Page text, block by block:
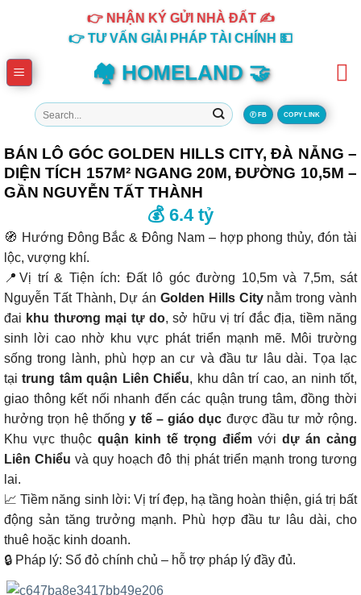
👉 NHẬN KÝ GỬI NHÀ ĐẤT ✍️
👉 TƯ VẤN GIẢI PHÁP TÀI CHÍNH 💵
🏘️ HOMELAND 🤝
Tìm
kiếm:
Ⓕ FB COPY LINK
BÁN LÔ GÓC GOLDEN HILLS CITY, ĐÀ NẴNG –
DIỆN TÍCH 157M² NGANG 20M, ĐƯỜNG 10,5M –
GẦN NGUYỄN TẤT THÀNH
💰 6.4 tỷ
🧭 Hướng Đông Bắc & Đông Nam – hợp phong thủy, đón tài
lộc, vượng khí.
📍Vị trí & Tiện ích: Đất lô góc đường 10,5m và 7,5m, sát
Nguyễn Tất Thành, Dự án Golden Hills Citynằm trong vành
đai khu thương mại tự do, sở hữu vị trí đắc địa, tiềm năng
sinh lời cao nhờ khu vực phát triển mạnh mẽ. Môi trường
sống trong lành, phù hợp an cư và đầu tư lâu dài. Tọa lạc
tạitrung tâm quận Liên Chiểu, khu dân trí cao, an ninh tốt,
giao thông kết nối nhanh đến các quận trung tâm, đồng thời
hưởng trọn hệ thốngy tế – giáo dục được đầu tư mở rộng.
Khu vực thuộc quận kinh tế trọng điểm với dự án cảng
Liên Chiểu và quy hoạch đô thị phát triển mạnh trong tương
lai.
📈 Tiềm năng sinh lời: Vị trí đẹp, hạ tầng hoàn thiện, giá trị bất
động sản tăng trưởng mạnh. Phù hợp đầu tư lâu dài, cho
thuê hoặc kinh doanh.
🔒 Pháp lý: Sổ đỏ chính chủ – hỗ trợ pháp lý đầy đủ.